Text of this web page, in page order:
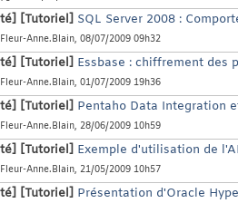
[Tutoriel] SQL Server 2008 :
Fleur-Anne.Blain, 08/07/2009 09h32
[Tutoriel] Essbase : chiffrement des
Fleur-Anne.Blain, 01/07/2009 19h36
[Tutoriel] Pentaho Data Integration
Fleur-Anne.Blain, 28/06/2009 10h59
[Tutoriel] Exemple d'utilisation de
Fleur-Anne.Blain, 21/05/2009 10h57
[Tutoriel] Présentation d'Oracle